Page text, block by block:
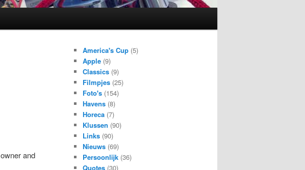
owner and
America's Cup (5)
Apple (9)
Classics (9)
Filmpjes (25)
Foto's (154)
Havens (8)
Horeca (7)
Klussen (90)
Links (90)
Nieuws (69)
Persoonlijk (36)
Quotes (30)